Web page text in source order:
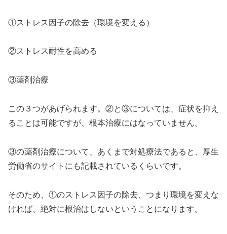
①ストレス因子の除去（環境を変える）
②ストレス耐性を高める
③薬剤治療
この３つがあげられます。②と③については、症状を抑え
ることは可能ですが、根本治療にはなっていません。
③の薬剤治療について、あくまで対処療法であると、厚生
労働省のサイトにも記載されているくらいです。
そのため、①のストレス因子の除去、つまり環境を変えな
ければ、絶対に根治はしないということになります。